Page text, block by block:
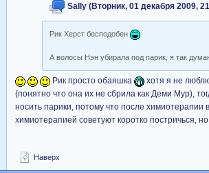
Sally (Вторник, 01 декабря 2009,
Рик Херст бесподобен
А волосы Нэн убирала под парик, я так
Рик просто обаяшка хотя я не
(понятно что она их не сбрила как Деми Мур),
носить парики, потому что после
химиотерапией советуют коротко постричься,
Наверх